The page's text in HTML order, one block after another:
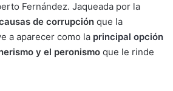
Fernández. Jaqueada por la
de corrupción que la
a aparecer como la principal opción
y el peronismo que le rinde